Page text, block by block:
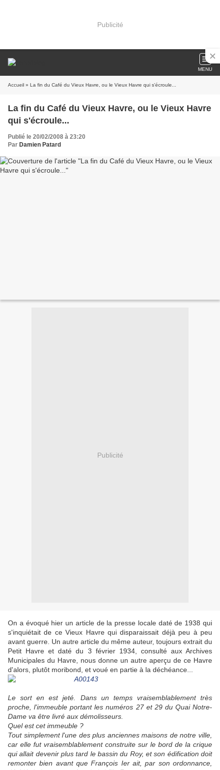
Publicité
MENU
Accueil » La fin du Café du Vieux Havre, ou le Vieux Havre qui s'écroule...
La fin du Café du Vieux Havre, ou le Vieux Havre
qui s'écroule...
Publié le 20/02/2008 à 23:20
Par Damien Patard
Publicité
On a évoqué hier un article de la presse locale daté de 1938 qui
s'inquiétait de ce Vieux Havre qui disparaissait déjà peu à peu
avant guerre. Un autre article du même auteur, toujours extrait du
Petit Havre et daté du 3 février 1934, consulté aux Archives
Municipales du Havre, nous donne un autre aperçu de ce Havre
d'alors, plutôt moribond, et voué en partie à la déchéance...
Le sort en est jeté. Dans un temps vraisemblablement très
proche, l'immeuble portant les numéros 27 et 29 du Quai Notre-
Dame va être livré aux démolisseurs.
Quel est cet immeuble ?
Tout simplement l'une des plus anciennes maisons de notre ville,
car elle fut vraisemblablement construite sur le bord de la crique
qui allait devenir plus tard le bassin du Roy, et son édification doit
remonter bien avant que François Ier ait, par son ordonnance,